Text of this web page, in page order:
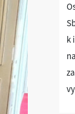
k
na